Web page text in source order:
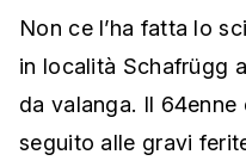
Non ce l’ha fatta lo
in località Schafrügg
da valanga. Il 64enne
seguito alle gravi